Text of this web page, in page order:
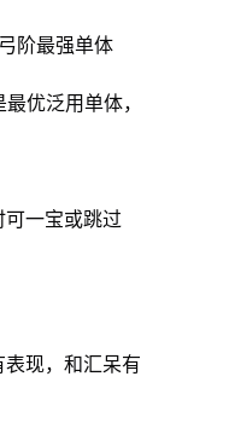
阶最强单体
优泛用单体，
一宝或跳过
现，和汇呆有